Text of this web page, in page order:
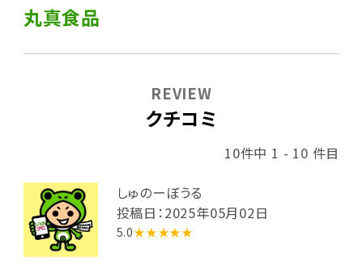
丸真食品
クチコミ
REVIEW
10件中 1 - 10 件目
しゅのーぼうる
投稿日：2025年05月02日
5.0★★★★★